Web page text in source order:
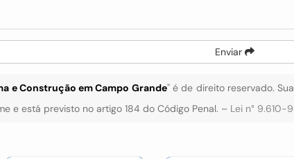
Enviar
e Construção em Campo Grande" é de direito reservado.
e está previsto no artigo 184 do Código Penal. – Lei n° 9.610-